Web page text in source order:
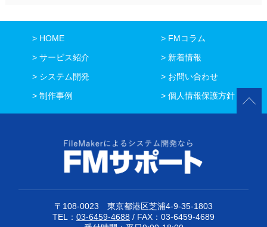
HOME
サービス紹介
システム開発
制作事例
FMコラム
新着情報
お問い合わせ
個人情報保護方針
〒108-0023 東京都港区芝浦4-9-35-1803
TEL： 03-6459-4688 / FAX：03-6459-4689